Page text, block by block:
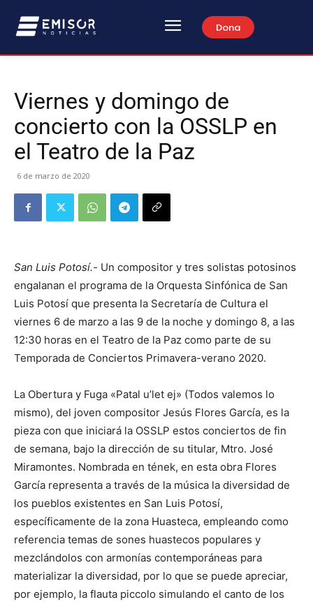
Dona
Viernes y domingo de
concierto con la OSSLP en
el Teatro de la Paz
6 de marzo de 2020
San Luis Potosí.- Un compositor y tres solistas potosinos
engalanan el programa de la Orquesta Sinfónica de San
Luis Potosí que presenta la Secretaría de Cultura el
viernes 6 de marzo a las 9 de la noche y domingo 8, a las
12:30 horas en el Teatro de la Paz como parte de su
Temporada de Conciertos Primavera-verano 2020.
La Obertura y Fuga «Patal u’let ej» (Todos valemos lo
mismo), del joven compositor Jesús Flores García, es la
pieza con que iniciará la OSSLP estos conciertos de fin
de semana, bajo la dirección de su titular, Mtro. José
Miramontes. Nombrada en tének, en esta obra Flores
García representa a través de la música la diversidad de
los pueblos existentes en San Luis Potosí,
específicamente de la zona Huasteca, empleando como
referencia temas de sones huastecos populares y
mezclándolos con armonías contemporáneas para
materializar la diversidad, por lo que se puede apreciar,
por ejemplo, la flauta piccolo simulando el canto de los